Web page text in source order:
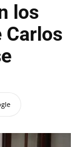
los
Carlos